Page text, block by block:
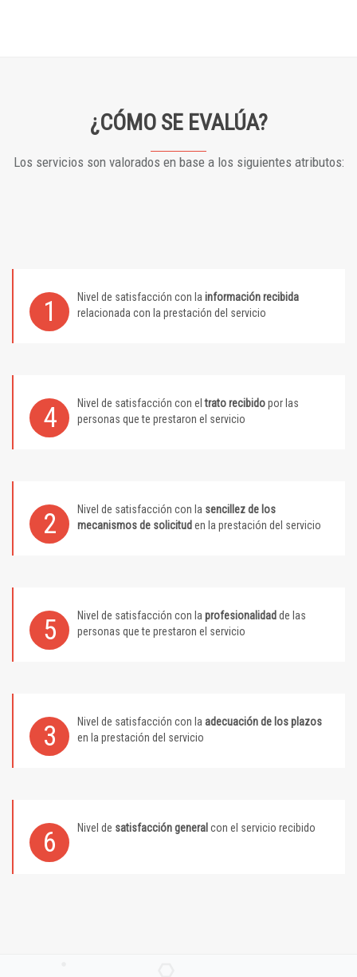
¿CÓMO SE EVALÚA?
Los servicios son valorados en base a los siguientes atributos:
1 Nivel de satisfacción con la información recibida
relacionada con la prestación del servicio
4 Nivel de satisfacción con eltrato recibidopor las
personas que te prestaron el servicio
2 Nivel de satisfacción con la sencillez de los
mecanismos de solicitud en la prestación del servicio
5 Nivel de satisfacción con la profesionalidad de las
personas que te prestaron el servicio
3 Nivel de satisfacción con la adecuación de los plazos
en la prestación del servicio
6 Nivel de satisfacción general con el servicio recibido